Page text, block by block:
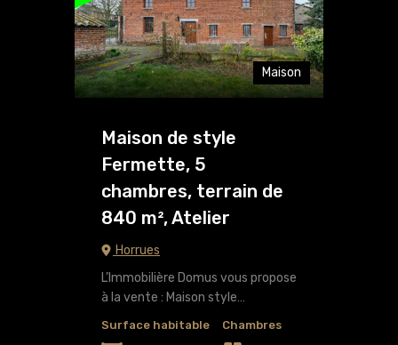
Maison
Maison de style
Fermette, 5
chambres, terrain de
840 m², Atelier
Horrues
L’Immobilière Domus vous propose
à la vente : Maison style…
Surface habitable Chambres